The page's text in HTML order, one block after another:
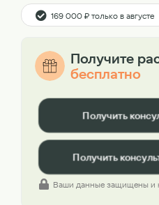
169 000 ₽ только в августе
Получите
бесплатно
Получить
Получить
Ваши данные защищены и